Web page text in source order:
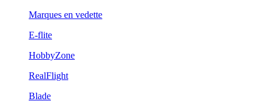
Marques en vedette
E-flite
HobbyZone
RealFlight
Blade